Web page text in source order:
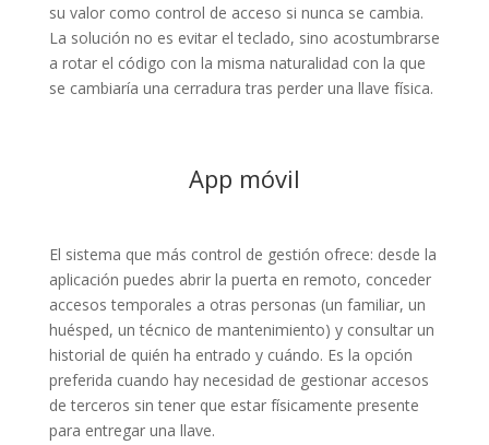
su valor como control de acceso si nunca se cambia.
La solución no es evitar el teclado, sino acostumbrarse
a rotar el código con la misma naturalidad con la que
se cambiaría una cerradura tras perder una llave física.
App móvil
El sistema que más control de gestión ofrece: desde la
aplicación puedes abrir la puerta en remoto, conceder
accesos temporales a otras personas (un familiar, un
huésped, un técnico de mantenimiento) y consultar un
historial de quién ha entrado y cuándo. Es la opción
preferida cuando hay necesidad de gestionar accesos
de terceros sin tener que estar físicamente presente
para entregar una llave.